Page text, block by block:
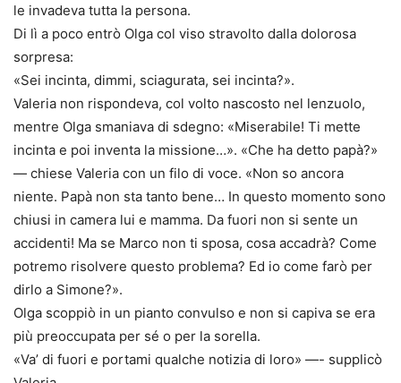
le invadeva tutta la persona.
Di lì a poco entrò Olga col viso stravolto dalla dolorosa
sorpresa:
«Sei incinta, dimmi, sciagurata, sei incinta?».
Valeria non rispondeva, col volto nascosto nel lenzuolo,
mentre Olga smaniava di sdegno: «Miserabile! Ti mette
incinta e poi inventa la missione…». «Che ha detto papà?»
— chiese Valeria con un filo di voce. «Non so ancora
niente. Papà non sta tanto bene… In questo momento sono
chiusi in camera lui e mamma. Da fuori non si sente un
accidenti! Ma se Marco non ti sposa, cosa accadrà? Come
potremo risolvere questo problema? Ed io come farò per
dirlo a Simone?».
Olga scoppiò in un pianto convulso e non si capiva se era
più preoccupata per sé o per la sorella.
«Va’ di fuori e portami qualche notizia di loro» —- supplicò